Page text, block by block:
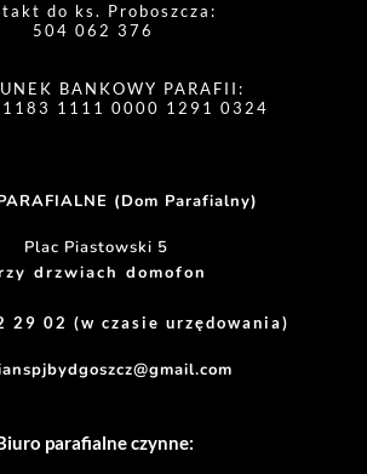
do ks. Proboszcza:
504 062 376
BANKOWY PARAFII:
1111 0000 1291 0324
(Dom Parafialny)
Plac Piastowski 5
drzwiach domofon
29 02 (w czasie urzędowania)
parafialne czynne: